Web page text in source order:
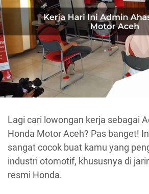
Lagi cari lowongan kerja sebagai
Honda Motor Aceh? Pas banget!
sangat cocok buat kamu yang
industri otomotif, khususnya di
resmi Honda.